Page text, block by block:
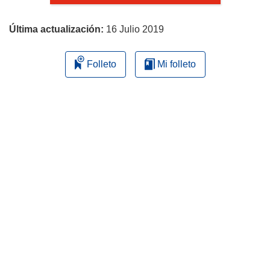
página
Última actualización: 16 Julio 2019
Folleto Mi folleto